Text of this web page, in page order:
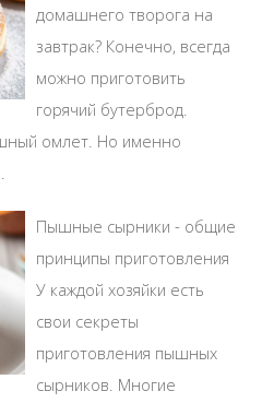
домашнего творога на
завтрак? Конечно, всегда
можно приготовить
горячий бутерброд.
омлет. Но именно
Пышные сырники - общие
принципы приготовления
У каждой хозяйки есть
свои секреты
приготовления пышных
сырников. Многие